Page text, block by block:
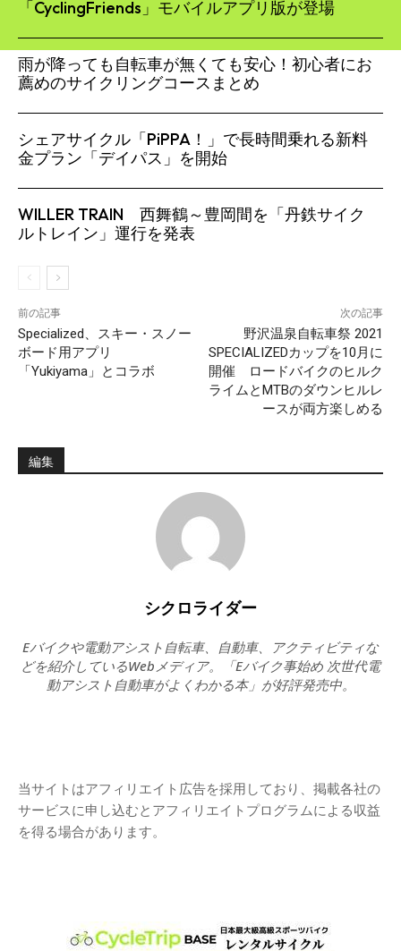
「CyclingFriends」モバイルアプリ版が登場
雨が降っても自転車が無くても安心！初心者にお
薦めのサイクリングコースまとめ
シェアサイクル「PiPPA！」で長時間乗れる新料
金プラン「デイパス」を開始
WILLER TRAIN 西舞鶴～豊岡間を「丹鉄サイク
ルトレイン」運行を発表
前の記事
Specialized、スキー・スノー
ボード用アプリ
「Yukiyama」とコラボ
次の記事
野沢温泉自転車祭 2021
SPECIALIZEDカップを10月に
開催 ロードバイクのヒルク
ライムとMTBのダウンヒルレ
ースが両方楽しめる
編集
シクロライダー
Eバイクや電動アシスト自転車、自動車、アクティビティな
どを紹介しているWebメディア。「Eバイク事始め 次世代電
動アシスト自動車がよくわかる本」が好評発売中。
当サイトはアフィリエイト広告を採用しており、掲載各社の
サービスに申し込むとアフィリエイトプログラムによる収益
を得る場合があります。